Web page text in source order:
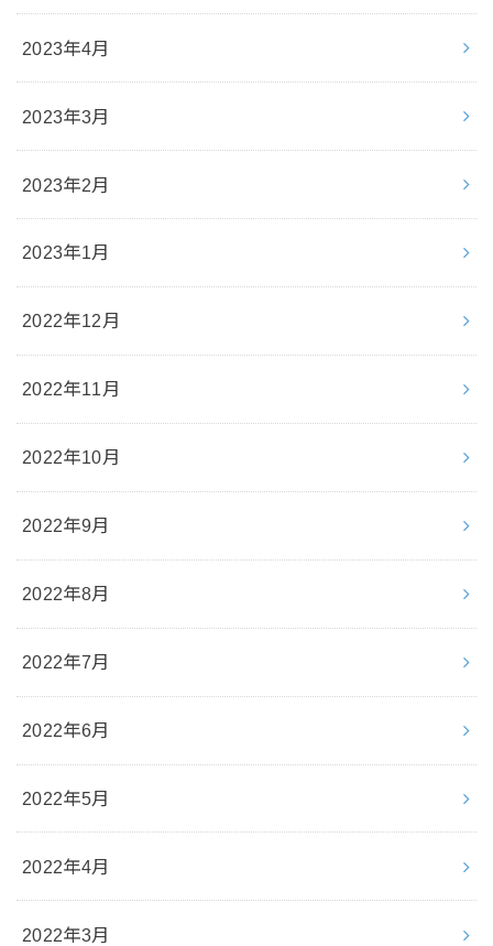
2023年4月
2023年3月
2023年2月
2023年1月
2022年12月
2022年11月
2022年10月
2022年9月
2022年8月
2022年7月
2022年6月
2022年5月
2022年4月
2022年3月